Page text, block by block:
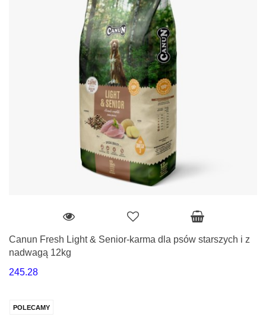
Canun Fresh Light & Senior-karma dla psów starszych i z
nadwagą 12kg
245.28
POLECAMY